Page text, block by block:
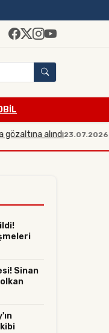
alındı23.07.2026 19:21
Sinan